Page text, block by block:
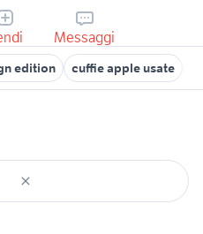
Messaggi
edition cuffie apple usate